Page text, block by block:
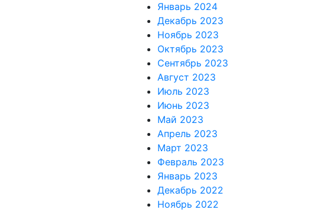
Январь 2024
Декабрь 2023
Ноябрь 2023
Октябрь 2023
Сентябрь 2023
Август 2023
Июль 2023
Июнь 2023
Май 2023
Апрель 2023
Март 2023
Февраль 2023
Январь 2023
Декабрь 2022
Ноябрь 2022